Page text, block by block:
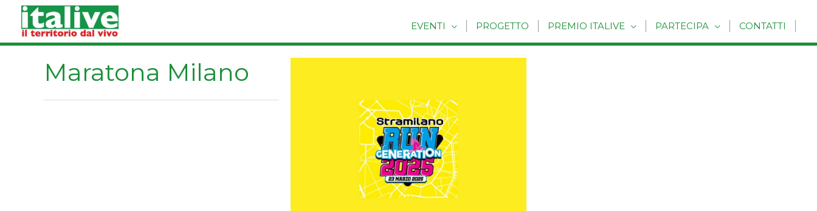
contenuto
EVENTI PROGETTO PREMIO ITALIVE PARTECIPA CONTATTI
Maratona Milano